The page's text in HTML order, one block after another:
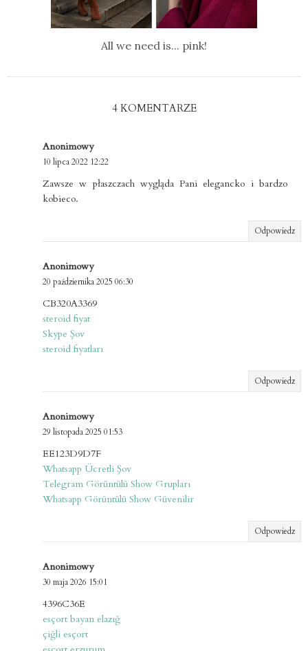
All we need is... pink!
4 KOMENTARZE
Anonimowy
10 lipca 2022 12:22
Zawsze w płaszczach wygląda Pani elegancko i bardzo
kobieco.
Odpowiedz
Anonimowy
20 października 2025 06:30
CB320A3369
steroid fiyat
Skype Şov
steroid fiyatları
Odpowiedz
Anonimowy
29 listopada 2025 01:53
EE123D9D7F
Whatsapp Ücretli Şov
Telegram Görüntülü Show Grupları
Whatsapp Görüntülü Show Güvenilir
Odpowiedz
Anonimowy
30 maja 2026 15:01
4396C36E
esçort bayan elazığ
çiğli esçort